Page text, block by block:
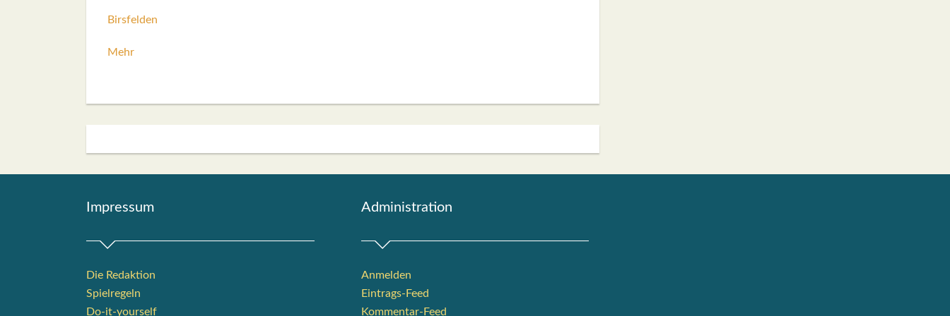
Birs­fel­den
Mehr
Impres­sum
Die Redak­ti­on
Spiel­re­geln
Do-it-your­s­elf
Admi­nis­tra­ti­on
Anmelden
Eintrags-Feed
Kommentar-Feed